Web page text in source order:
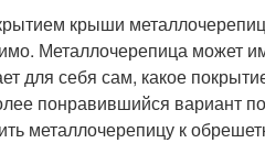
крыши
Металлочерепица может
для себя сам, какое
понравившийся вариант
металлочерепицу к